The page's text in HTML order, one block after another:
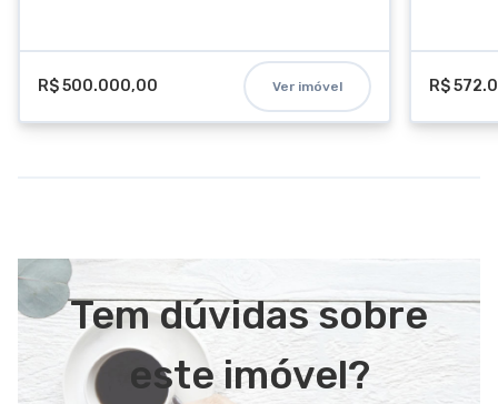
R$ 500.000,00 Ver imóvel R$
Tem dúvidas sobre
este imóvel?